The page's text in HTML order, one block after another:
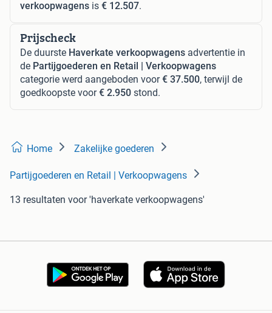
verkoopwagens is € 12.507.
Prijscheck
De duurste Haverkate verkoopwagens advertentie in
de Partijgoederen en Retail | Verkoopwagens
categorie werd aangeboden voor€ 37.500, terwijl de
goedkoopste voor€ 2.950 stond.
Home Zakelijke goederen
Partijgoederen en Retail | Verkoopwagens
13 resultaten voor 'haverkate verkoopwagens'